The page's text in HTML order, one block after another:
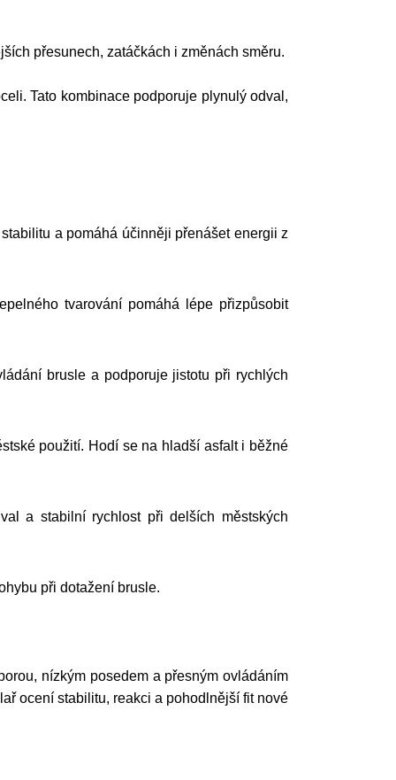
přesunech, zatáčkách i změnách směru.
Tato kombinace podporuje plynulý odval,
a pomáhá účinněji přenášet energii z
tvarování pomáhá lépe přizpůsobit
brusle a podporuje jistotu při rychlých
použití. Hodí se na hladší asfalt i běžné
a stabilní rychlost při delších městských
při dotažení brusle.
nízkým posedem a přesným ovládáním
ocení stabilitu, reakci a pohodlnější fit nové